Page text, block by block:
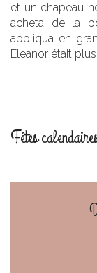
et un chapeau
acheta de la
appliqua en
Eleanor était
Fêtes